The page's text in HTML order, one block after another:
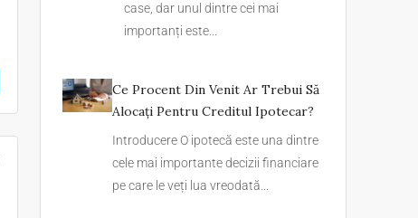
case, dar unul dintre cei mai
importanți este...
Ce Procent Din Venit Ar Trebui Să
Alocați Pentru Creditul Ipotecar?
Introducere O ipotecă este una dintre
cele mai importante decizii financiare
pe care le veți lua vreodată...